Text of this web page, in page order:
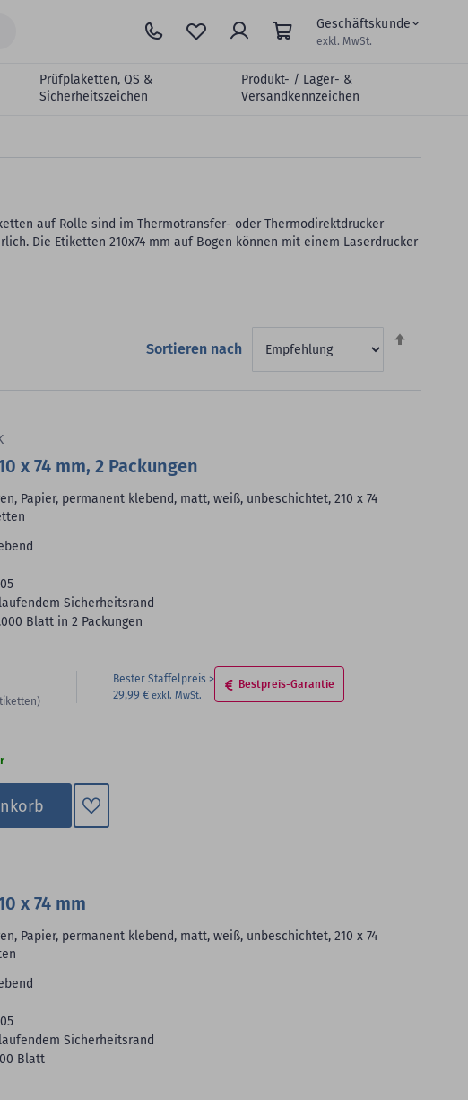
Geschäftskunde
exkl. MwSt.
Prüfplaketten, QS &
Sicherheitszeichen
Produkt- / Lager- &
Versandkennzeichen
auf Rolle sind im Thermotransfer- oder Thermodirektdrucker
Die Etiketten 210x74 mm auf Bogen können mit einem Laserdrucker
Sortieren nach
x 74 mm, 2 Packungen
Papier, permanent klebend, matt, weiß, unbeschichtet, 210 x 74
Sicherheitsrand
Blatt in 2 Packungen
Bester Staffelpreis
29,99 €
Bestpreis-Garantie
Zum
x 74 mm
Papier, permanent klebend, matt, weiß, unbeschichtet, 210 x 74
Sicherheitsrand
Blatt